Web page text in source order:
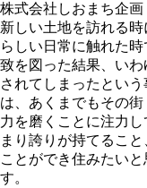
株式会社しおまち企
新しい土地を訪れる
らしい日常に触れた
致を図った結果、い
されてしまったとい
は、あくまでもその
力を磨くことに注力
まり誇りが持てるこ
ことができ住みたい
す。